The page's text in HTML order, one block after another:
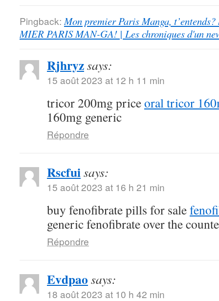
Pingback: Mon premier Paris Manga,
MIER PARIS MAN-GA! | Les chroniques d'un
Rjhryzsays:
15 août 2023 at 12 h 11 min
tricor 200mg priceoral tricor
160mg generic
Répondre
Rscfuisays:
15 août 2023 at 16 h 21 min
buy fenofibrate pills for sale
generic fenofibrate over the
Répondre
Evdpao says:
18 août 2023 at 10 h 42 min